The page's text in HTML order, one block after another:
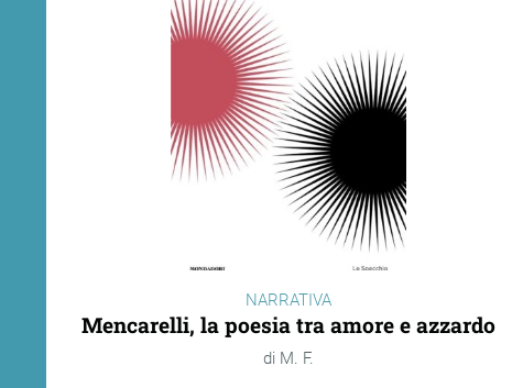
NARRATIVA
Mencarelli, la poesia tra amore e azzardo
M. F.